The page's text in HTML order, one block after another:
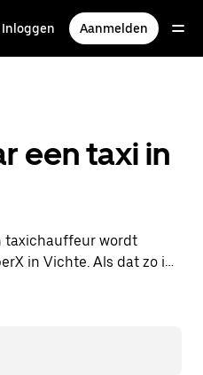
Inloggen Aanmelden
een taxi in
taxichauffeur wordt
in Vichte. Als dat zo is,
7 beschikbaarheid en